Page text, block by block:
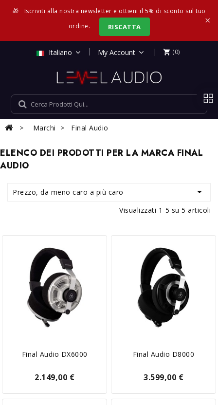
🎁
Iscriviti alla nostra newsletter e ottieni il 5% di sconto sul tuo
ordine.
RISCATTA ×
Italiano My Account |  (0)
Marchi Final Audio
ELENCO DEI PRODOTTI PER LA MARCA FINAL
AUDIO
Prezzo, da meno caro a più caro 
Visualizzati 1-5 su 5 articoli
Final Audio DX6000
2.149,00 €
Final Audio D8000
3.599,00 €